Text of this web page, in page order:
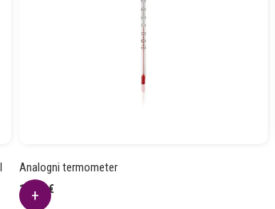
Analogni termometer
18.94€